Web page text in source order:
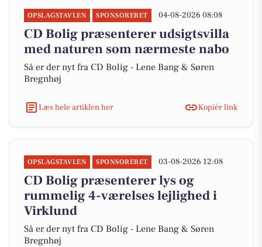
OPSLAGSTAVLEN SPONSORERET 04-08-2026 08:08
CD Bolig præsenterer udsigtsvilla
med naturen som nærmeste nabo
Så er der nyt fra CD Bolig - Lene Bang & Søren
Bregnhøj
Læs hele artiklen her Kopiér link
OPSLAGSTAVLEN SPONSORERET 03-08-2026 12:08
CD Bolig præsenterer lys og
rummelig 4-værelses lejlighed i
Virklund
Så er der nyt fra CD Bolig - Lene Bang & Søren
Bregnhøj